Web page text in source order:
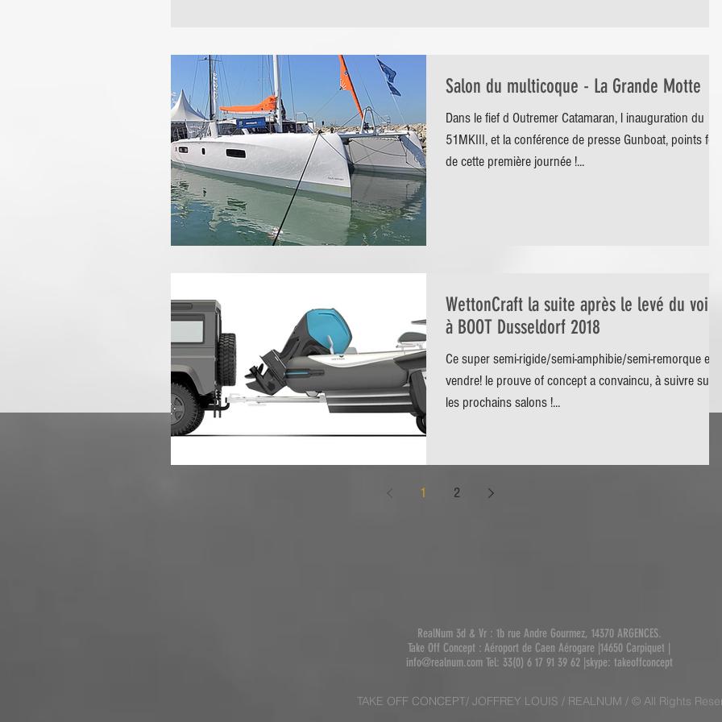
Salon du multicoque - La Grande Motte
Dans le fief d Outremer Catamaran, l inauguration du
51MKIII, et la conférence de presse Gunboat, points fort
de cette première journée !...
WettonCraft la suite après le levé du voile
à BOOT Dusseldorf 2018
Ce super semi-rigide/semi-amphibie/semi-remorque est
vendre! le prouve of concept a convaincu, à suivre sur
les prochains salons !...
1 2
​RealNum 3d & Vr : 1b rue Andre Gourmez, 14370 ARGENCES.
Take Off Concept : Aéroport de Caen Aérogare |14650 Carpiquet |
info@realnum.comTel: 33(0) 6 17 91 39 62 |skype: takeoffconcept​
TAKE OFF CONCEPT/ JOFFREY LOUIS / REALNUM / © All Rights